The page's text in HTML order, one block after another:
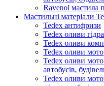
Ravenol мастила
Мастильні матеріали
Tedex антифризи
Tedex оливи
Tedex оливи
Tedex оливи
Tedex оливи
автобусів,
Tedex оливи